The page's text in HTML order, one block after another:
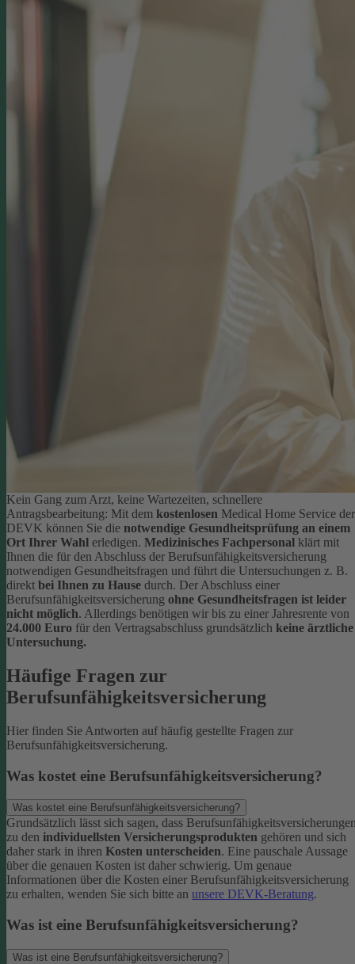
Kein Gang zum Arzt, keine Wartezeiten, schnellere
Antragsbearbeitung: Mit dem kostenlosen Medical Home Service der
DEVK können Sie die notwendige Gesundheitsprüfung an einem
Ort Ihrer Wahl erledigen. Medizinisches Fachpersonal klärt mit
Ihnen die für den Abschluss der Berufsunfähigkeitsversicherung
notwendigen Gesundheitsfragen und führt die Untersuchungen z. B.
direkt bei Ihnen zu Hause durch. Der Abschluss einer
Berufsunfähigkeitsversicherung ohne Gesundheitsfragen ist leider
nicht möglich. Allerdings benötigen wir bis zu einer Jahresrente von
24.000 Euro für den Vertragsabschluss grundsätzlich keine ärztliche
Untersuchung.
Häufige Fragen zur
Berufsunfähigkeitsversicherung
Hier finden Sie Antworten auf häufig gestellte Fragen zur
Berufsunfähigkeitsversicherung.
Was kostet eine Berufsunfähigkeitsversicherung?
Was kostet eine Berufsunfähigkeitsversicherung?
Grundsätzlich lässt sich sagen, dass
zu den individuellsten Versicherungsprodukten gehören und sich
daher stark in ihren Kosten unterscheiden. Eine pauschale Aussage
über die genauen Kosten ist daher schwierig. Um genaue
Informationen über die Kosten einer Berufsunfähigkeitsversicherung
zu erhalten, wenden Sie sich bitte an unsere DEVK-Beratung.
Was ist eine Berufsunfähigkeitsversicherung?
Was ist eine Berufsunfähigkeitsversicherung?